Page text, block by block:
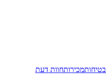
בטיחותמכירותחוות דעת